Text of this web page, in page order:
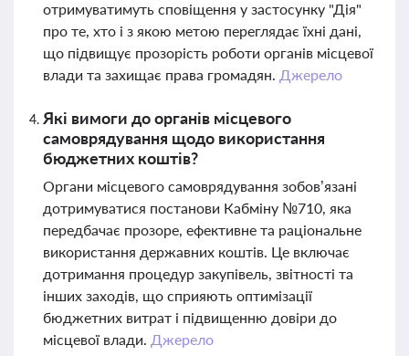
отримуватимуть сповіщення у застосунку "Дія"
про те, хто і з якою метою переглядає їхні дані,
що підвищує прозорість роботи органів місцевої
влади та захищає права громадян. Джерело
Які вимоги до органів місцевого
самоврядування щодо використання
бюджетних коштів?
Органи місцевого самоврядування зобов’язані
дотримуватися постанови Кабміну №710, яка
передбачає прозоре, ефективне та раціональне
використання державних коштів. Це включає
дотримання процедур закупівель, звітності та
інших заходів, що сприяють оптимізації
бюджетних витрат і підвищенню довіри до
місцевої влади. Джерело